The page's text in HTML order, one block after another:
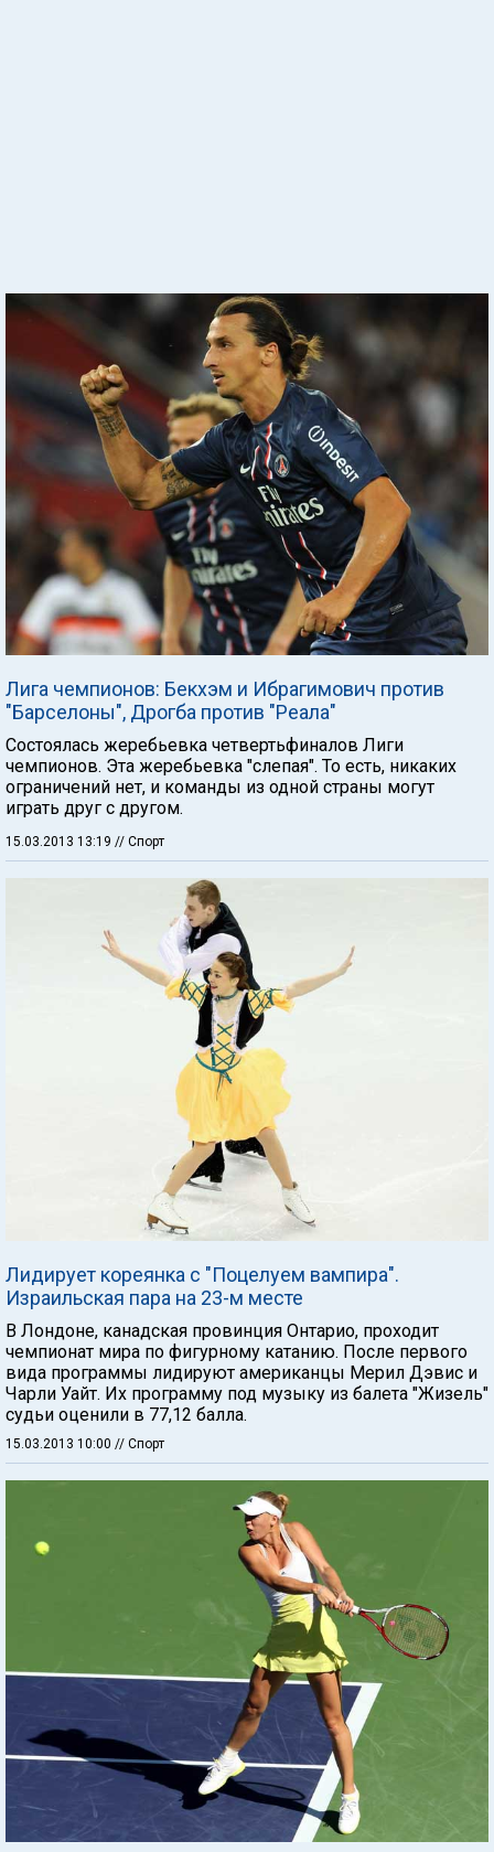
Лига чемпионов: Бекхэм и Ибрагимович против
"Барселоны", Дрогба против "Реала"
Состоялась жеребьевка четвертьфиналов Лиги
чемпионов. Эта жеребьевка "слепая". То есть, никаких
ограничений нет, и команды из одной страны могут
играть друг с другом.
15.03.2013 13:19 // Спорт
Лидирует кореянка с "Поцелуем вампира".
Израильская пара на 23-м месте
В Лондоне, канадская провинция Онтарио, проходит
чемпионат мира по фигурному катанию. После первого
вида программы лидируют американцы Мерил Дэвис и
Чарли Уайт. Их программу под музыку из балета "Жизель"
судьи оценили в 77,12 балла.
15.03.2013 10:00 // Спорт